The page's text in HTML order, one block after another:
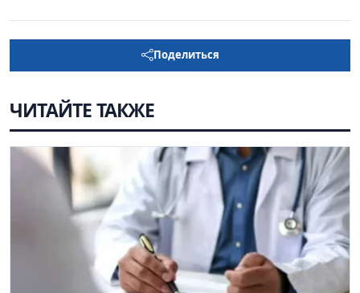
Поделиться
ЧИТАЙТЕ ТАКЖЕ